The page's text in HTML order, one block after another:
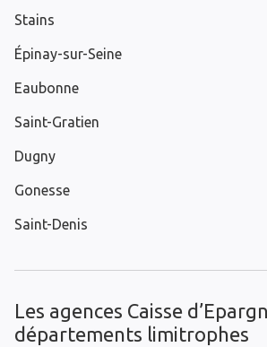
Stains
Épinay-sur-Seine
Eaubonne
Saint-Gratien
Dugny
Gonesse
Saint-Denis
Les agences Caisse
départements limitrophes